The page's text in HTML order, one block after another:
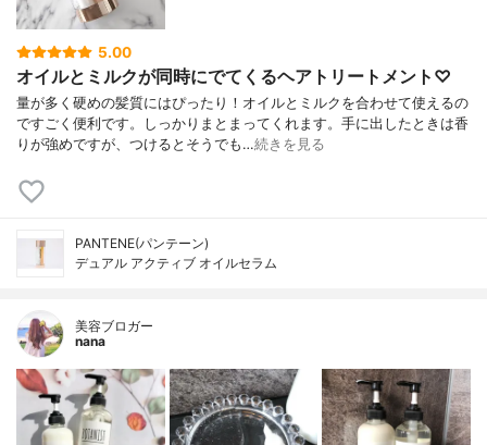
5.00
オイルとミルクが同時にでてくるヘアトリートメント♡
量が多く硬めの髪質にはぴったり！オイルとミルクを合わせて使えるの
ですごく便利です。しっかりまとまってくれます。手に出したときは香
りが強めですが、つけるとそうでも…続きを見る
PANTENE(パンテーン)
デュアル アクティブ オイルセラム
美容ブロガー
nana